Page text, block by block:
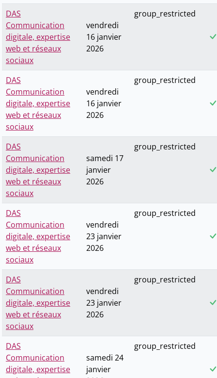
DAS
Communication
digitale, expertise
web et réseaux
sociaux
vendredi
16 janvier
2026
group_restricted
DAS
Communication
digitale, expertise
web et réseaux
sociaux
vendredi
16 janvier
2026
group_restricted
DAS
Communication
digitale, expertise
web et réseaux
sociaux
samedi 17
janvier
2026
group_restricted
DAS
Communication
digitale, expertise
web et réseaux
sociaux
vendredi
23 janvier
2026
group_restricted
DAS
Communication
digitale, expertise
web et réseaux
sociaux
vendredi
23 janvier
2026
group_restricted
DAS
Communication
digitale, expertise
samedi 24
janvier
group_restricted